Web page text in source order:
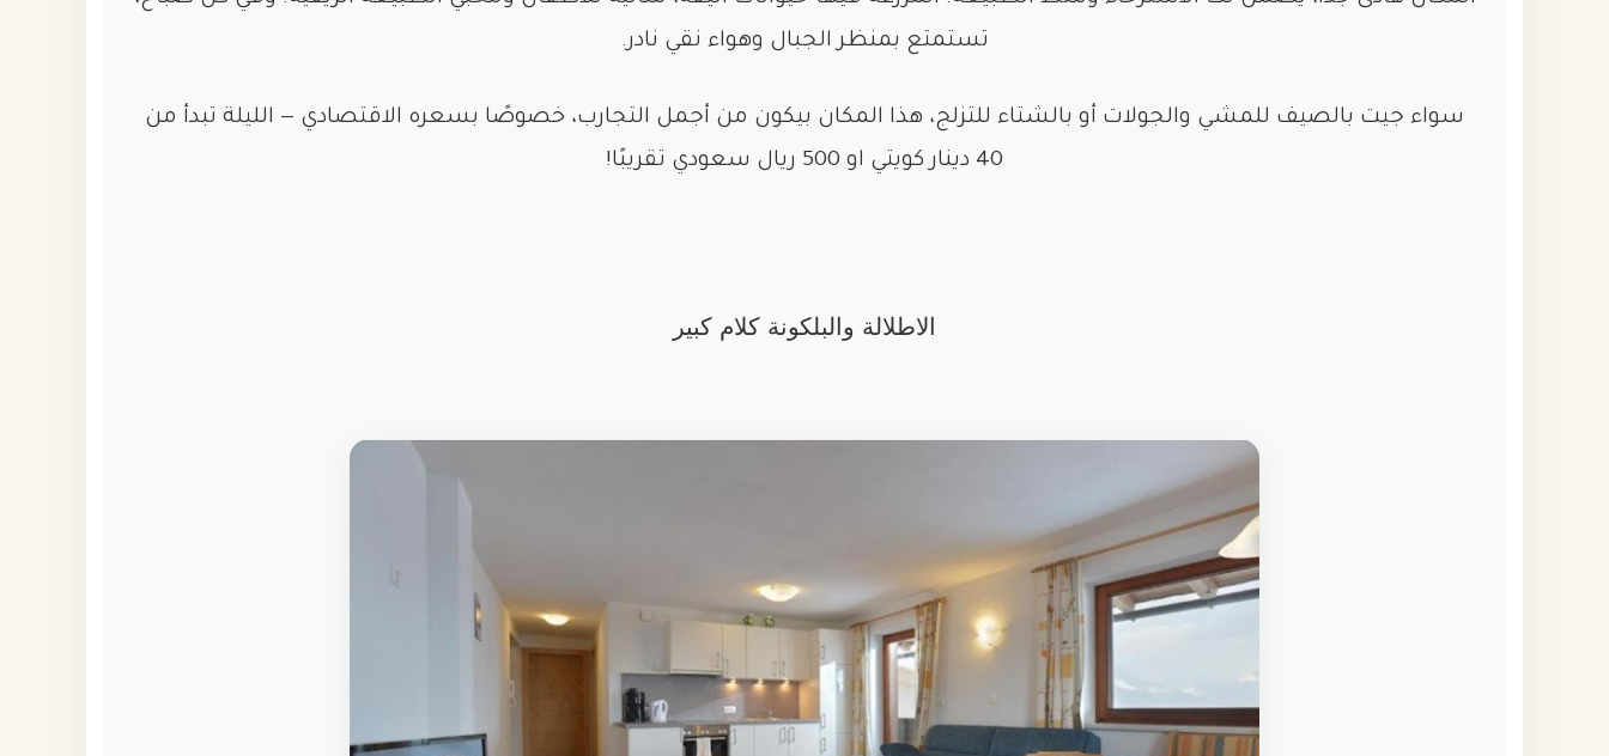
تستمتع بمنظر الجبال وهواء نقي نادر.
سواء جيت بالصيف للمشي والجولات أو بالشتاء للتزلج، هذا المكان بيكون من أجمل التجارب، خصوصًا بسعره الاقتصادي — الليلة تبدأ من
40 دينار كويتي او 500 ريال سعودي تقريبًا!
الاطلالة والبلكونة كلام كبير